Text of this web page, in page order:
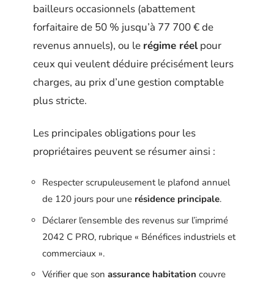
bailleurs occasionnels (abattement
forfaitaire de 50 % jusqu’à 77 700 € de
revenus annuels), ou le régime réelpour
ceux qui veulent déduire précisément leurs
charges, au prix d’une gestion comptable
plus stricte.
Les principales obligations pour les
propriétaires peuvent se résumer ainsi :
Respecter scrupuleusement le plafond annuel
de 120 jours pour une résidence principale.
Déclarer l’ensemble des revenus sur l’imprimé
2042 C PRO, rubrique « Bénéfices industriels et
commerciaux ».
Vérifier que son assurance habitation couvre